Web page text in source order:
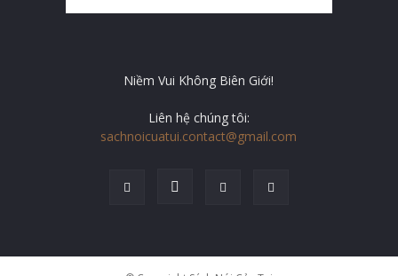
Niềm Vui Không Biên Giới!
Liên hệ chúng tôi:
sachnoicuatui.contact@gmail.com